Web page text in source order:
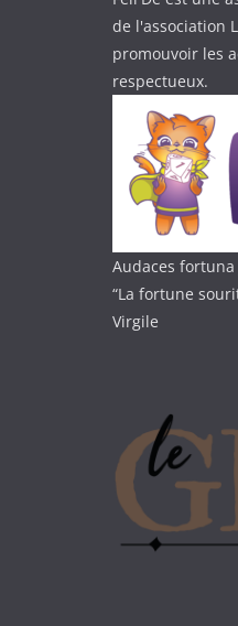
de l'association
promouvoir les
respectueux.
Audaces
“La fortune
Virgile